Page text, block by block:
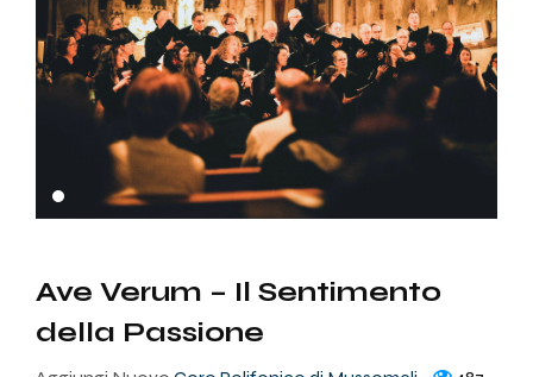
Ave Verum – Il Sentimento
della Passione